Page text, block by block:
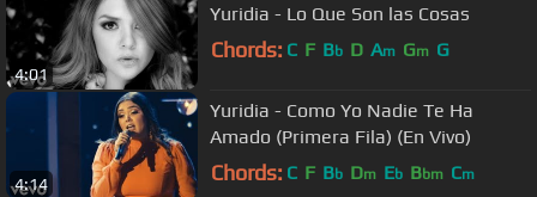
4:01
Yuridia - Lo Que Son las Cosas
Chords: C F Bb D Am Gm G
4:14
Yuridia - Como Yo Nadie Te Ha
Amado (Primera Fila) (En Vivo)
Chords: C F Bb Dm Eb Bbm Cm